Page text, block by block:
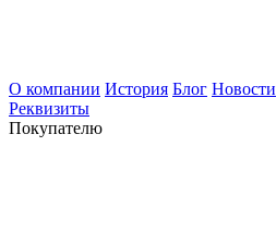
О компании История Блог Новости
Реквизиты
Покупателю